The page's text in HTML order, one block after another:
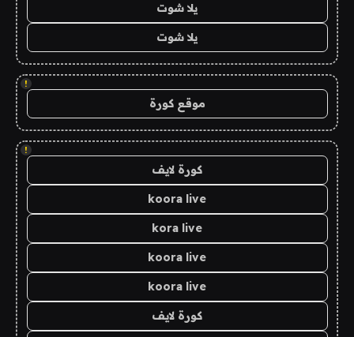
يلا شوت
يلا شوت
!
موقع كورة
!
كورة لايف
koora live
kora live
koora live
koora live
كورة لايف